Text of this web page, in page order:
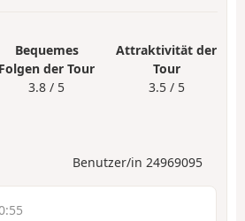
Bequemes
Folgen der Tour
3.8 / 5
Attraktivität der
Tour
3.5 / 5
Benutzer/in 24969095